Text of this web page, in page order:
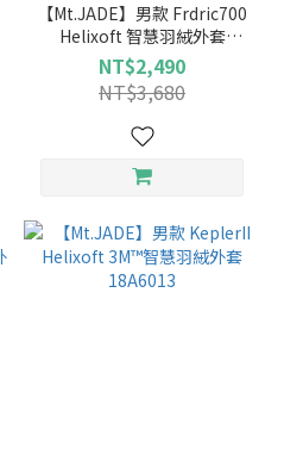
【Mt.JADE】男款 Frdric700
Helixoft 智慧羽絨外套
18A6017
NT$2,490
NT$3,680